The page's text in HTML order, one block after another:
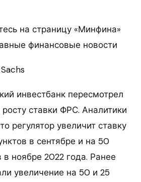
на страницу «Минфина»
финансовые новости
инвестбанк пересмотрел
ставки ФРС. Аналитики
регулятор увеличит ставку
в сентябре и на 50
в ноябре 2022 года. Ранее
увеличение на 50 и 25